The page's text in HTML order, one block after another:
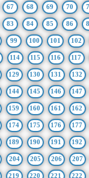
67 68 69 70
83 84 85 86
99 100 101 102
114 115 116 117
129 130 131 132
144 145 146 147
159 160 161 162
174 175 176 177
189 190 191 192
204 205 206 207
219 220 221 222